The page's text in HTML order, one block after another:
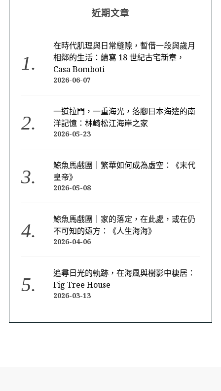
近期文章
在時代肌理與日常縫隙，暫借一段與歲月
相鄰的生活：續寫 18 世紀古宅新章，
Casa Bomboti
2026-06-07
一道拉門，一重海光，落腳日本海邊的南
洋記憶：林崎松江海岸之家
2026-05-23
鯨魚馬戲團｜繁華如何成為虛空：《末代
皇帝》
2026-05-08
鯨魚馬戲團｜家的落定，在此處，或在仍
不可知的遠方：《人生海海》
2026-04-06
追尋日光的軌跡，在海風與樹影中棲居：
Fig Tree House
2026-03-13